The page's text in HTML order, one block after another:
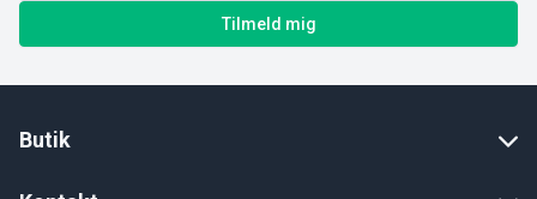
Tilmeld mig
Butik